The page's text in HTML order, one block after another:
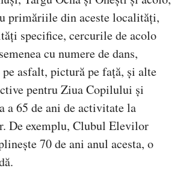
primăriile din aceste localități,
specifice, cercurile de acolo
cu numere de dans,
pe asfalt, pictură pe față, și alte
pentru Ziua Copilului și
a 65 de ani de activitate la
De exemplu, Clubul Elevilor
70 de ani anul acesta, o